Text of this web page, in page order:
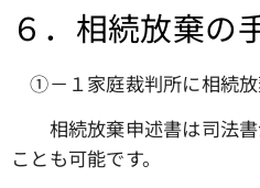
６．相続放棄の
①－１家庭裁判所に相続
相続放棄申述書は司法書
ことも可能です。